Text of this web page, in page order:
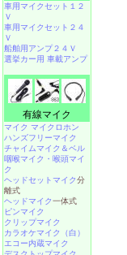
車用マイクセット１２
Ｖ
車用マイクセット２４
Ｖ
船舶用アンプ２４Ｖ
選挙カー用 車載アンプ
有線マイク
マイク マイクロホン
ハンズフリーマイク
チャイムマイク＆ベル
咽喉マイク・喉頭マイ
ク
ヘッドセットマイク分
離式
ヘッドマイク一体式
ピンマイク
クリップマイク
カラオケマイク（白）
エコー内蔵マイク